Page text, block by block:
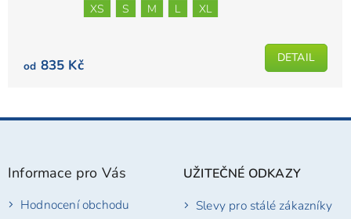
od 835 Kč DETAIL
XS S M L XL
Z
Informace pro Vás
Hodnocení obchodu
UŽITEČNÉ ODKAZY
Slevy pro stálé zákazníky